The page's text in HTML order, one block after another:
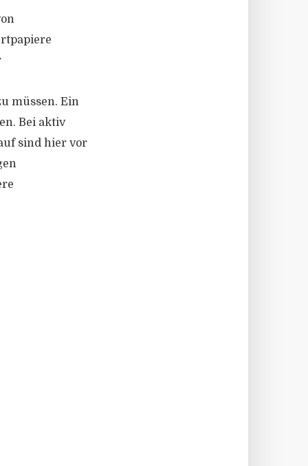
müssen. Ein
Bei aktiv
sind hier vor